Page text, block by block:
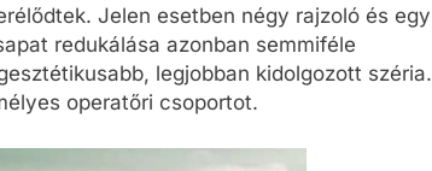
Jelen esetben négy rajzoló és egy
redukálása azonban semmiféle
legjobban kidolgozott széria.
operatőri csoportot.